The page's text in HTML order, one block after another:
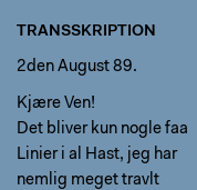
TRANSSKRIPTION
2den August 89.
Kjære Ven!
Det bliver kun nogle faa
Linier i al Hast, jeg har
nemlig meget travlt